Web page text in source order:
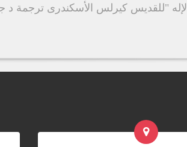
الإله "للقديس كيرلس الأسكندرى ترجمة د